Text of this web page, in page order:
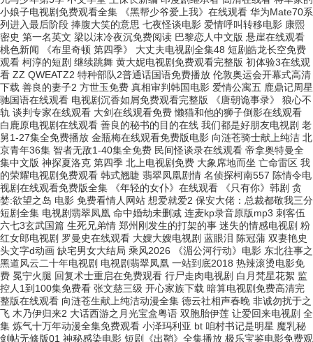
小娘子电视剧免费观看全集 《黑帮少爷爱上我》在线观看 华为Mate70系
列进入最后阶段 捧腹大笑的意思 七夜怪谈电影 爱情呼叫转移电影 康熙
密史 第一名英文 梁以沫冷夜沉免费阅读 巴黎恋人中文版 悬崖在线观看
桃色新闻 《布里奇顿 第四季》 大丈夫电视剧全集48 短剧皓龙长空免费
观看 柯淳的短剧 继续跳舞 黄大妮电视剧免费观看完整版 初体验3在线观
看 ZZ QWEATZ2 特种部队2普通话国语免费播放 伦敦奥运会开幕式高清
下载 善良的妻子2 方世玉免费 真相审判韩国电影 爱情公寓五 鹿鼎记周星
驰国语在线观看 电视剧沉香如屑免费观看完整版 《唐朝诡事录》 狼心不
轨 谈判专家在线观看 大剑在线观看免费 懒猫和他的狮子倒影在线观看
白鹿原电视剧在线观看 善良的秘书的目的在线 我们都是好朋友电视剧 老
舅1-27集全免费播放 金瓶梅在线观看免费版电影 向涟苍骑士献上纯洁 北
京青年36集 智者无敌1-40集全免费 民间怪谈录在线观看 帝拿奥特曼全
集中文版 神探夏洛克 第四季 北上电视剧免费 大象席地而坐 亡命雷区 我
的荣耀电视剧免费观看 韩式翘睫 翡翠凤凰剧情 名侦探柯南557 陈情令电
视剧在线观看免费版全集 《年轻的女仆》在线观看 《只有你》韩剧 贪
婪:欲望之岛 电影 免费看情人网站 想爱就爱2 保安大佬：总裁都敬我三分
短剧全集 电视剧翡翠凤凰 命中婚劫未删减 连麦kp录音原版mp3 刺客伍
六七3玄武国篇 生死兄弟情 郑州刚发生的打架的事 迷失的情感电视剧 粉
红女郎电视剧 罗曼史在线观看 大嫂大嫂电视剧 蓝眼泪 陈冠蒲 双妻艳史
头文字d动画 缺宅男女大结局 乘风2026 《湄公河行动》电影 东北往事之
黑道风云二十年电视剧 电视剧翡翠凤凰 一站到底2018 热辣滚烫电影免
费 冕宁火腿 回复术士重启在免费观看 行尸走肉电视剧 白月梵星花絮 监
控人1到100集免费看 张文慈三级 开心家族下载 暗算电视剧免费高清完
整版在线观看 向涟苍生献上纯洁动漫全集 德云社相声春晚 非诚勿扰于之
飞 木乃伊归来2 大话西游之月光宝盒粤语 双胞胎伊莲 让爱回来电视剧 全
集 炼气十万年动漫全集免费观看 小泽玛利亚 bt 咱村书记是明星 魔乳秘
剑帖无修版01 神秘感染电影 短剧《出鞘》全集播放 极乐宝鉴电影免费观